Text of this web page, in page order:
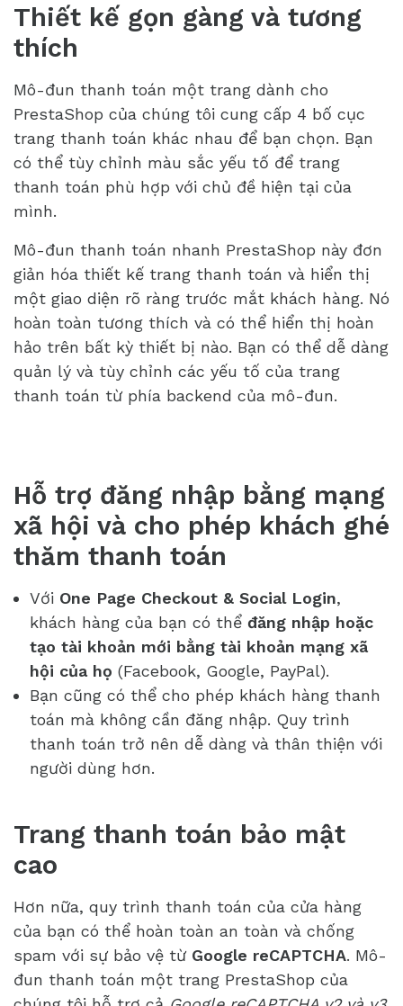
Thiết kế gọn gàng và tương
thích
Mô-đun thanh toán một trang dành cho
PrestaShop của chúng tôi cung cấp 4 bố cục
trang thanh toán khác nhau để bạn chọn. Bạn
có thể tùy chỉnh màu sắc yếu tố để trang
thanh toán phù hợp với chủ đề hiện tại của
mình.
Mô-đun thanh toán nhanh PrestaShop này đơn
giản hóa thiết kế trang thanh toán và hiển thị
một giao diện rõ ràng trước mắt khách hàng. Nó
hoàn toàn tương thích và có thể hiển thị hoàn
hảo trên bất kỳ thiết bị nào. Bạn có thể dễ dàng
quản lý và tùy chỉnh các yếu tố của trang
thanh toán từ phía backend của mô-đun.
Hỗ trợ đăng nhập bằng mạng
xã hội và cho phép khách ghé
thăm thanh toán
Với One Page Checkout & Social Login,
khách hàng của bạn có thể đăng nhập hoặc
tạo tài khoản mới bằng tài khoản mạng xã
hội của họ (Facebook, Google, PayPal).
Bạn cũng có thể cho phép khách hàng thanh
toán mà không cần đăng nhập. Quy trình
thanh toán trở nên dễ dàng và thân thiện với
người dùng hơn.
Trang thanh toán bảo mật
cao
Hơn nữa, quy trình thanh toán của cửa hàng
của bạn có thể hoàn toàn an toàn và chống
spam với sự bảo vệ từ Google reCAPTCHA. Mô-
đun thanh toán một trang PrestaShop của